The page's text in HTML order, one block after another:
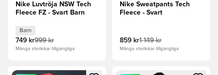
Nike Luvtröja NSW Tech
Fleece FZ - Svart Barn
Barn
749 kr999 kr
Många storlekar tillgängliga
Nike Sweatpants Tech
Fleece - Svart
859 kr1 149 kr
Många storlekar tillgängliga